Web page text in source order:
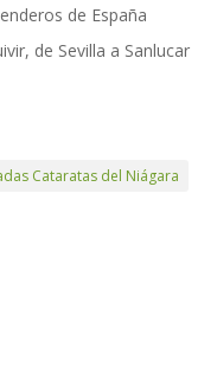
de España
de Sevilla a Sanlucar
Cataratas del Niágara